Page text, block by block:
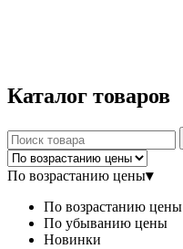
Каталог товаров
По возрастанию цены▾
По возрастанию цены
По убыванию цены
Новинки